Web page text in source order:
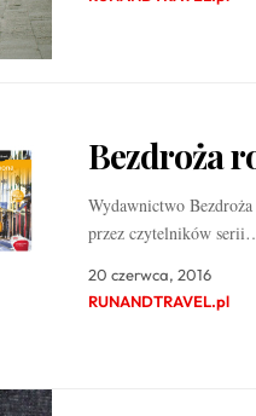
Bezdroża
Wydawnictwo
przez czytelników
20 czerwca, 2016
RUNANDTRAVEL.pl